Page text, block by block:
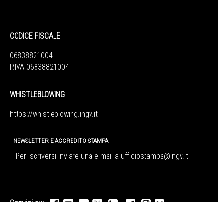
CODICE FISCALE
06838821004
P.IVA 06838821004
WHISTLEBLOWING
https://whistleblowing.ingv.it
NEWSLETTER E ACCREDITO STAMPA
Per iscriversi inviare una e-mail a ufficiostampa@ingv.it